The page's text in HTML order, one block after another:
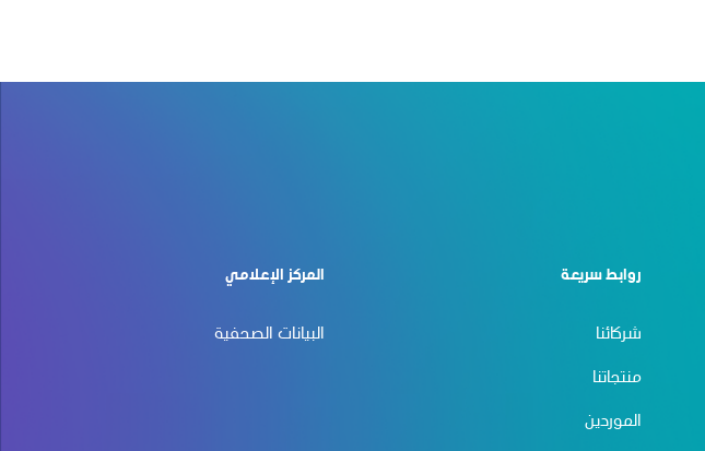
روابط سريعة
شركائنا
منتجاتنا
الموردين
المركز الإعلامي
البيانات الصحفية